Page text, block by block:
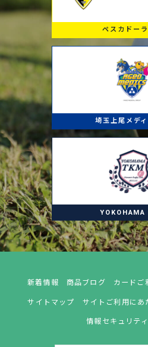
ペスカドー
埼玉上尾メデ
新着情報 商品ブログ カードご
サイトマップ
サイトご利用にあ
情報セキュリテ